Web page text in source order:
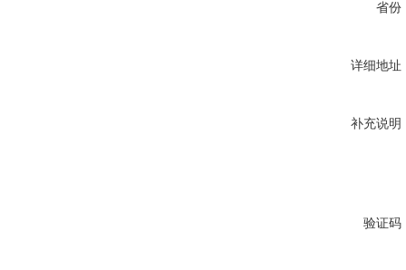
省份
详细地址
补充说明
验证码